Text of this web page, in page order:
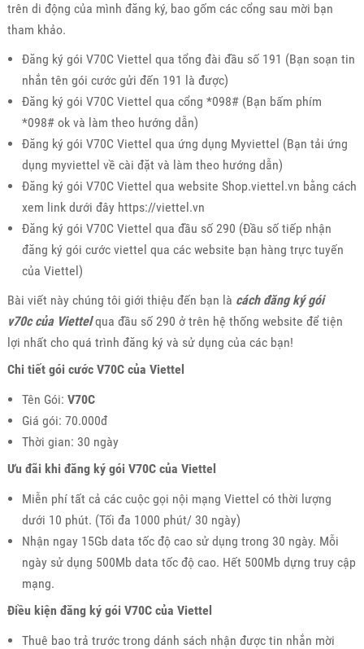
trên di động của mình đăng ký, bao gốm các cổng sau mời bạn
tham khảo.
Đăng ký gói V70C Viettel qua tổng đài đầu số 191 (Bạn soạn tin
nhắn tên gói cước gửi đến 191 là được)
Đăng ký gói V70C Viettel qua cổng *098# (Bạn bấm phím
*098# ok và làm theo hướng dẫn)
Đăng ký gói V70C Viettel qua ứng dụng Myviettel (Bạn tải ứng
dụng myviettel về cài đặt và làm theo hướng dẫn)
Đăng ký gói V70C Viettel qua website Shop.viettel.vn bằng cách
xem link dưới đây https://viettel.vn
Đăng ký gói V70C Viettel qua đầu số 290 (Đầu số tiếp nhận
đăng ký gói cước viettel qua các website bạn hàng trực tuyến
của Viettel)
Bài viết này chúng tôi giới thiệu đến bạn là cách đăng ký gói
v70c của Viettelqua đầu số 290 ở trên hệ thống website để tiện
lợi nhất cho quá trình đăng ký và sử dụng của các bạn!
Chi tiết gói cước V70C của Viettel
Tên Gói: V70C
Giá gói: 70.000đ
Thời gian: 30 ngày
Ưu đãi khi đăng ký gói V70C của Viettel
Miễn phí tất cả các cuộc gọi nội mạng Viettel có thời lượng
dưới 10 phút. (Tối đa 1000 phút/ 30 ngày)
Nhận ngay 15Gb data tốc độ cao sử dụng trong 30 ngày. Mỗi
ngày sử dụng 500Mb data tốc độ cao. Hết 500Mb dựng truy cập
mạng.
Điều kiện đăng ký gói V70C của Viettel
Thuê bao trả trước trong dánh sách nhận được tin nhắn mời